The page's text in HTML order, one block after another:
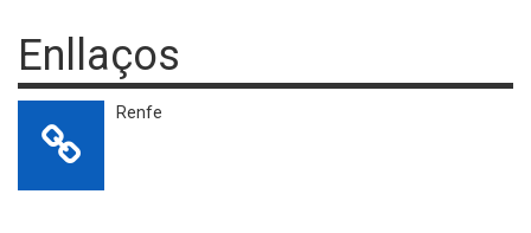
Enllaços
Renfe